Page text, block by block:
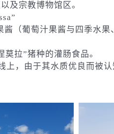
及宗教博物馆区。
（葡萄汁果酱与四季水
拉”猪种的灌肠食品。
，由于其水质优良而被认